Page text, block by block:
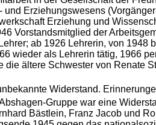
und Erziehungswesens
Erziehung und
Vorstandsmitglied der
ab 1926 Lehrerin, von 1948
wieder als Lehrerin tätig, 1966
die ältere Schwester von Renate
Widerstand.
Gruppe war eine
Bästlein, Franz Jacob und